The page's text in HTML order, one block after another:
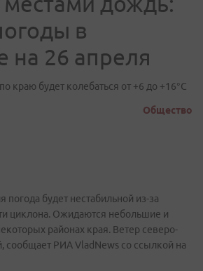
в
на 26 апреля
краю будет колебаться от +6 до +16°C
Общество
погода будет нестабильной из-за
циклона. Ожидаются небольшие и
районах края. Ветер северо-
сообщает РИА VladNews со ссылкой на